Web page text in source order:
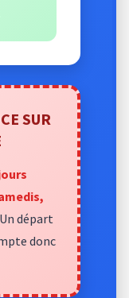
SUR
départ
donc